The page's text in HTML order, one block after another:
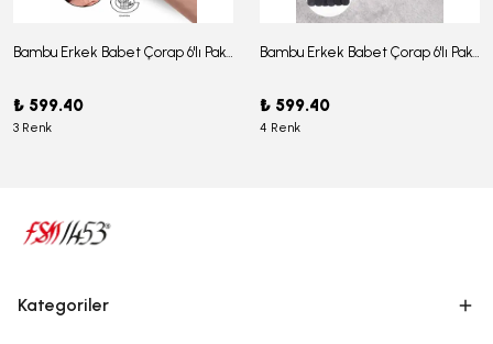
Bambu Erkek Babet Çorap 6'lı Paket - J-03
₺ 599.40
3 Renk
Bambu Erkek Babet Çorap 6'lı Paket -J-08
₺ 599.40
4 Renk
Kategoriler